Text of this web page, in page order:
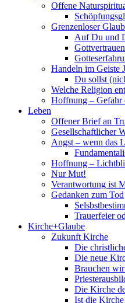
Offene
Grenzenloser
Auf Du und
Gottvertrauen
Handeln im Geiste
Du sollst
Welche Religion
Hoffnung – Gefahr
Leben
Offener Brief an
Gesellschaftlicher
Angst – wenn das
Hoffnung –
Nur Mut!
Verantwortung ist
Gedanken zum Tod
Trauerfeier
Kirche+Glaube
Zukunft Kirche
Die
Die neue
Brauchen
Die Kirche
Ist die